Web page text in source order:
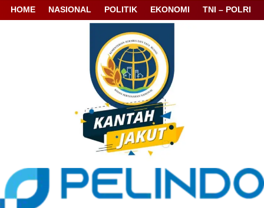
HOME NASIONAL POLITIK EKONOMI TNI – POLRI